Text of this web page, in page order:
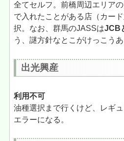
全てセルフ。前橋周辺エリア
で入れたことがある店（カー
択。なお、群馬のJASSはJCB
う、謎方針なとこがけっこう
出光興産
利用不可
油種選択まで行くけど、レギ
エラーになる。